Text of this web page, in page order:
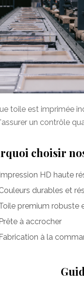
toile est imprimée
un contrôle
choisir
HD haute
durables et
premium robuste
à accrocher
à la